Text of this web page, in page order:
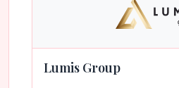
Lumis Group